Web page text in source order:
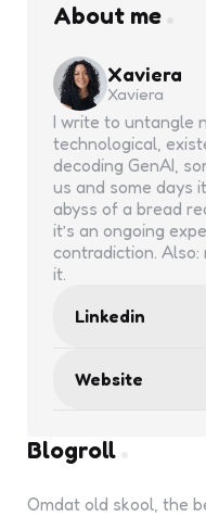
About me
Xaviera
Xaviera
I write to untangle
technological,
decoding GenAI,
us and some days
abyss of a bread
it’s an ongoing
contradiction.
it.
Linkedin
Website
Blogroll
Omdat old skool, the